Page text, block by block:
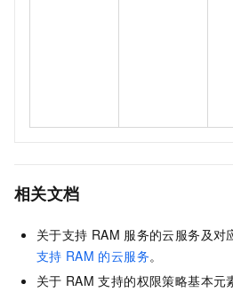
相关文档
关于支持 RAM 服务的云服务及对
支持 RAM 的云服务。
关于 RAM 支持的权限策略基本元